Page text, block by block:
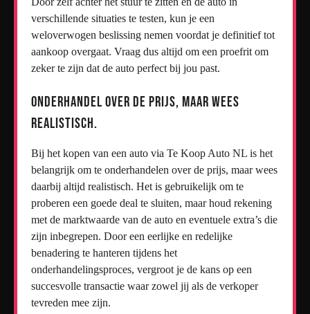
verschillende situaties te testen, kun je een
weloverwogen beslissing nemen voordat je definitief tot
aankoop overgaat. Vraag dus altijd om een proefrit om
zeker te zijn dat de auto perfect bij jou past.
Onderhandel over de prijs, maar wees
realistisch.
Bij het kopen van een auto via Te Koop Auto NL is het
belangrijk om te onderhandelen over de prijs, maar wees
daarbij altijd realistisch. Het is gebruikelijk om te
proberen een goede deal te sluiten, maar houd rekening
met de marktwaarde van de auto en eventuele extra’s die
zijn inbegrepen. Door een eerlijke en redelijke
benadering te hanteren tijdens het
onderhandelingsproces, vergroot je de kans op een
succesvolle transactie waar zowel jij als de verkoper
tevreden mee zijn.